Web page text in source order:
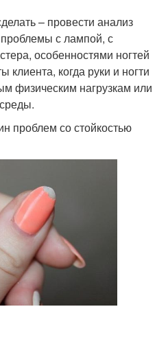
– провести анализ
с лампой, с
особенностями ногтей
клиента, когда руки и ногти
физическим нагрузкам или
проблем со стойкостью